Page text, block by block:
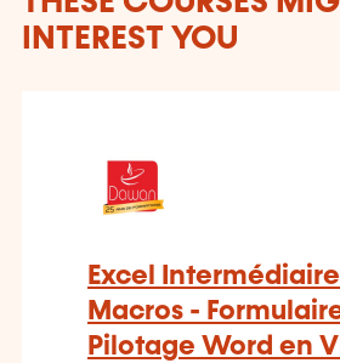
INTEREST YOU
Excel
Macros -
Pilotage Word en